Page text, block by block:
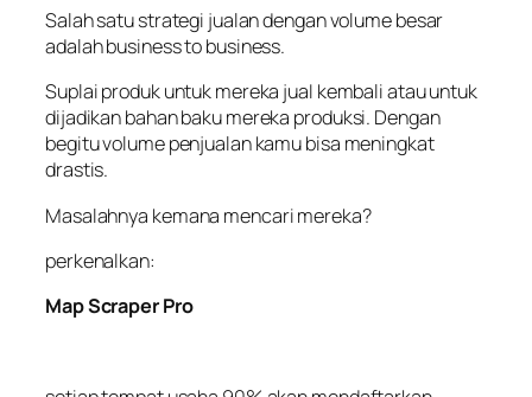
Salah satu strategi jualan dengan volume besar
adalah business to business.
Suplai produk untuk mereka juaI kembali atau untuk
dijadikan bahan baku mereka produksi. Dengan
begitu volume penjualan kamu bisa meningkat
drastis.
Masalahnya kemana mencari mereka?
perkenalkan:
Map Scraper Pro